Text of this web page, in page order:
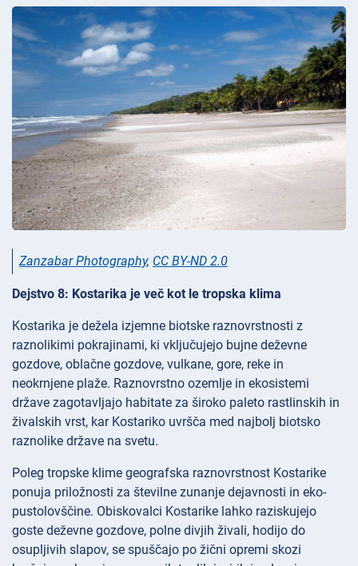
Zanzabar Photography, CC BY-ND 2.0
Dejstvo 8: Kostarika je več kot le tropska klima
Kostarika je dežela izjemne biotske raznovrstnosti z
raznolikimi pokrajinami, ki vključujejo bujne deževne
gozdove, oblačne gozdove, vulkane, gore, reke in
neokrnjene plaže. Raznovrstno ozemlje in ekosistemi
države zagotavljajo habitate za široko paleto rastlinskih in
živalskih vrst, kar Kostariko uvršča med najbolj biotsko
raznolike države na svetu.
Poleg tropske klime geografska raznovrstnost Kostarike
ponuja priložnosti za številne zunanje dejavnosti in eko-
pustolovščine. Obiskovalci Kostarike lahko raziskujejo
goste deževne gozdove, polne divjih živali, hodijo do
osupljivih slapov, se spuščajo po žični opremi skozi